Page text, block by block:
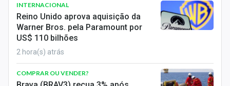
Especiais
Internacional
Marketing
Tecnologia
INTERNACIONAL
Reino Unido aprova aquisição da
Warner Bros. pela Paramount por
US$ 110 bilhões
2 hora(s) atrás
COMPRAR OU VENDER?